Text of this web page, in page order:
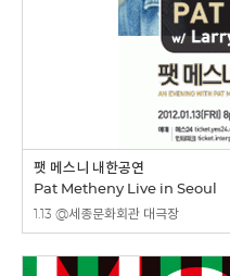
팻 메스니 내한공연
Pat Metheny Live in Seoul
1.13 @세종문화회관 대극장